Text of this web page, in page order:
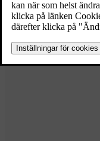
Sök begagnade bilar